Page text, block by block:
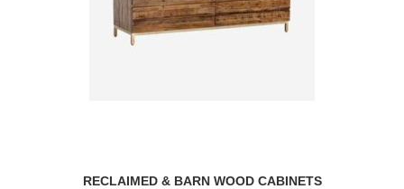
RECLAIMED & BARN WOOD CABINETS